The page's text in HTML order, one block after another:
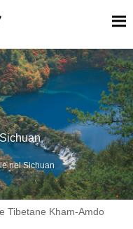
nel Sichuan
Tibetane Kham-Amdo